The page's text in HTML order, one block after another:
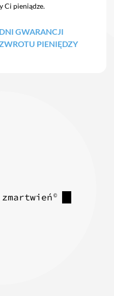
Ci pieniądze.
DNI GWARANCJI
PIENIĘDZY
©